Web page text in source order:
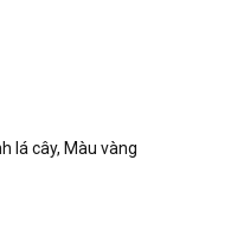
lá cây, Màu vàng